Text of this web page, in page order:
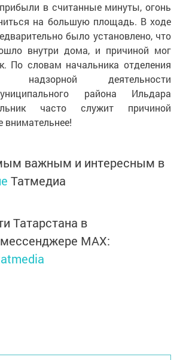
в считанные минуты, огонь
на большую площадь. В ходе
было установлено, что
внутри дома, и причиной мог
По словам начальника отделения
надзорной деятельности
района Ильдара
часто служит причиной
внимательнее!
важным и интересным в
Татмедиа
Татарстана в
MАХ: